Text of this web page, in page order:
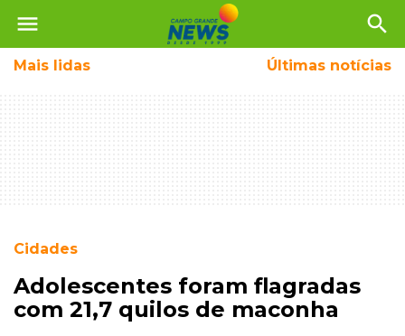
menu search
Mais lidas Últimas notícias
Cidades
Adolescentes foram flagradas
com 21,7 quilos de maconha